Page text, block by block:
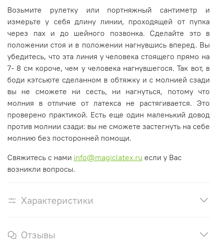
Возьмите рулетку или портняжный сантиметр и
измерьте у себя длину линии, проходящей от пупка
через пах и до шейного позвонка. Сделайте это в
положении стоя и в положении нагнувшись вперед. Вы
убедитесь, что эта линия у человека стоящего прямо на
7- 8 см короче, чем у человека нагнувшегося. Так вот, в
боди кэтсьюте сделанном в обтяжку и с молнией сзади
вы не сможете ни сесть, ни нагнуться, потому что
молния в отличие от латекса не растягивается. Это
проверено практикой. Есть еще один маленький довод
против молнии сзади: вы не сможете застегнуть на себе
молнию без посторонней помощи.
Свяжитесь с нами info@magiclatex.ru если у Вас
возникли вопросы.
Характеристики
Отзывы